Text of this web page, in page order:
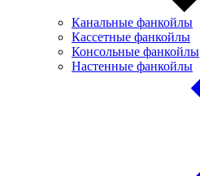
Канальные фанкойлы
Кассетные фанкойлы
Консольные фанкойлы
Настенные фанкойлы